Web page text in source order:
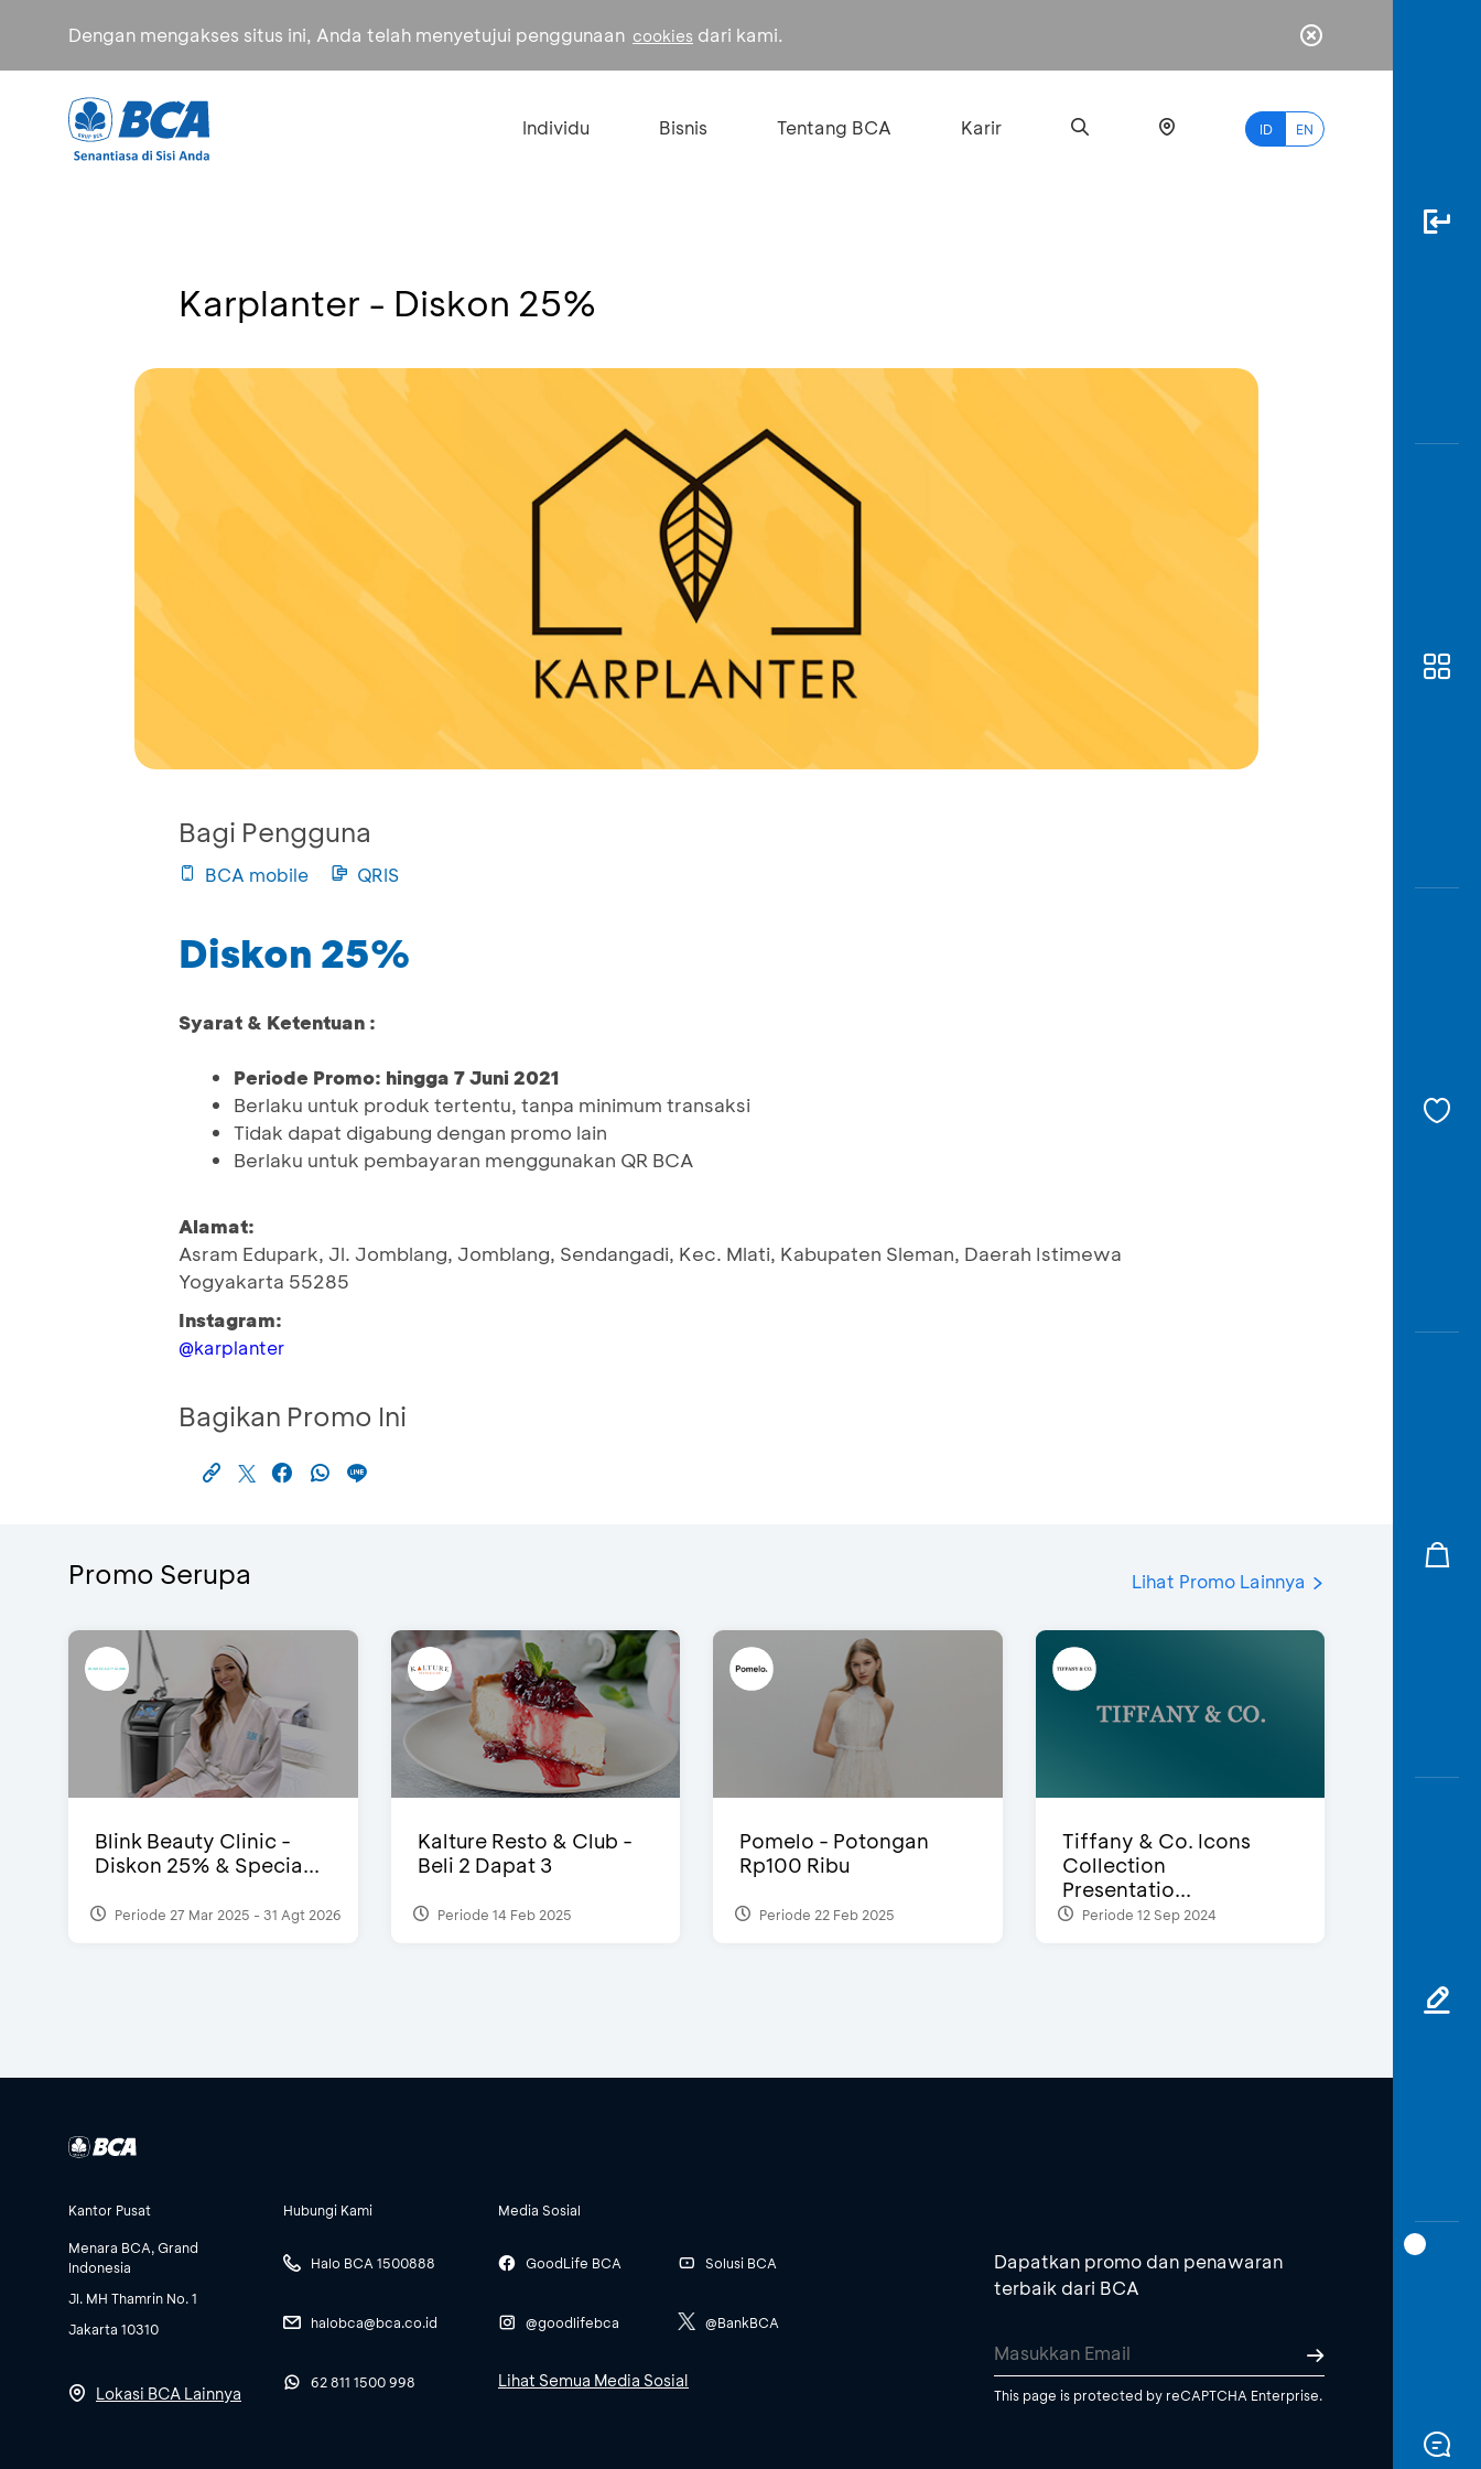
Dengan mengakses situs ini, Anda telah menyetujui penggunaan cookies dari kami.
Individu Bisnis Tentang BCA Karir ID EN
Karplanter - Diskon 25%
Bagi Pengguna
BCA mobile QRIS
Diskon 25%
Syarat & Ketentuan :
Periode Promo: hingga 7 Juni 2021
Berlaku untuk produk tertentu, tanpa minimum transaksi
Tidak dapat digabung dengan promo lain
Berlaku untuk pembayaran menggunakan QR BCA
Alamat:
Asram Edupark, Jl. Jomblang, Jomblang, Sendangadi, Kec. Mlati, Kabupaten Sleman, Daerah Istimewa
Yogyakarta 55285
Instagram:
@karplanter
Bagikan Promo Ini
Promo Serupa Lihat Promo Lainnya
Blink Beauty Clinic -
Diskon 25% & Specia...
Periode 27 Mar 2025 - 31 Agt 2026
Kalture Resto & Club -
Beli 2 Dapat 3
Periode 14 Feb 2025
Pomelo - Potongan
Rp100 Ribu
Periode 22 Feb 2025
Tiffany & Co. Icons
Collection
Presentatio...
Periode 12 Sep 2024
Kantor Pusat
Menara BCA, Grand
Indonesia
Jl. MH Thamrin No. 1
Jakarta 10310
Lokasi BCA Lainnya
Hubungi Kami
Halo BCA 1500888
halobca@bca.co.id
62 811 1500 998
Media Sosial
GoodLife BCA
@goodlifebca
Solusi BCA
@BankBCA
Lihat Semua Media Sosial
Dapatkan promo dan penawaran
terbaik dari BCA
This page is protected by reCAPTCHA Enterprise.